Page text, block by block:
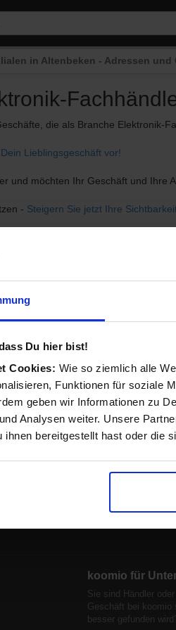
Du hier bist!
Cookies: Wie so ziemlich alle
Funktionen für soziale
geben wir Informationen zu
Analysen weiter. Unsere
ihnen bereitgestellt hast oder die
in Altenbeken - Adressen und
die als Branche Elektronik-
Lieblingsgeschäft vor!
und möchten Ihr Geschäft und Ihre
- Steigern Sie jetzt Ihre
koomio für
Sie sind Händler
Geschäft bei koomio
besser gefunden